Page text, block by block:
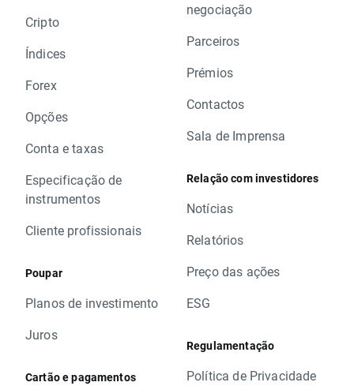
Cripto
Índices
Forex
Opções
Conta e taxas
Especificação de
instrumentos
Cliente profissionais
Poupar
Planos de investimento
Juros
Cartão e pagamentos
negociação
Parceiros
Prémios
Contactos
Sala de Imprensa
Relação com investidores
Notícias
Relatórios
Preço das ações
ESG
Regulamentação
Política de Privacidade